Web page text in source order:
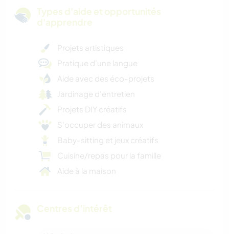
Types d'aide et opportunités
d'apprendre
Projets artistiques
Pratique d’une langue
Aide avec des éco-projets
Jardinage d'entretien
Projets DIY créatifs
S’occuper des animaux
Baby-sitting et jeux créatifs
Cuisine/repas pour la famille
Aide à la maison
Centres d’intérêt